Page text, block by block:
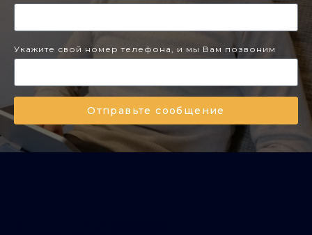
Укажите свой номер телефона, и мы Вам позвоним
Отправьте сообщение